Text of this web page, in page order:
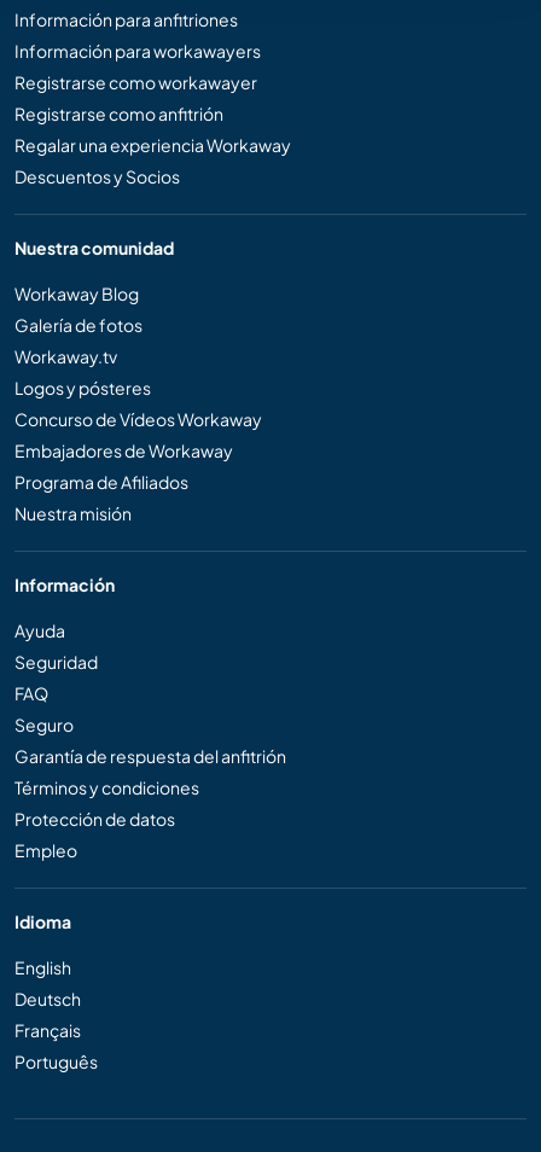
Información para anfitriones
Información para workawayers
Registrarse como workawayer
Registrarse como anfitrión
Regalar una experiencia Workaway
Descuentos y Socios
Nuestra comunidad
Workaway Blog
Galería de fotos
Workaway.tv
Logos y pósteres
Concurso de Vídeos Workaway
Embajadores de Workaway
Programa de Afiliados
Nuestra misión
Información
Ayuda
Seguridad
FAQ
Seguro
Garantía de respuesta del anfitrión
Términos y condiciones
Protección de datos
Empleo
Idioma
English
Deutsch
Français
Português